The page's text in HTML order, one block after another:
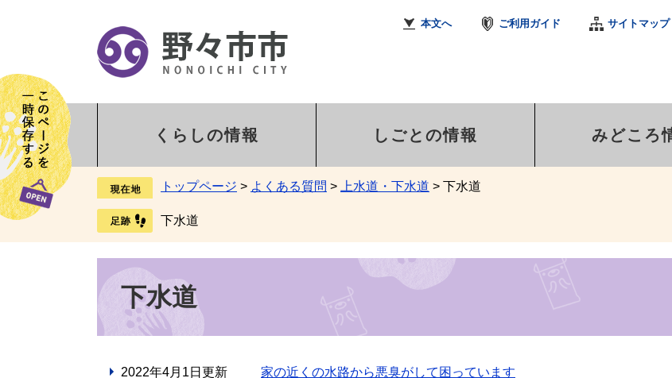
本文へ ご利用ガイド サイトマップ
くらしの情報 しごとの情報 みどころ
トップページ > よくある質問 > 上水道・下水道 > 下水道
下水道
下水道
2022年4月1日更新
家の近くの水路から悪臭がして困っています